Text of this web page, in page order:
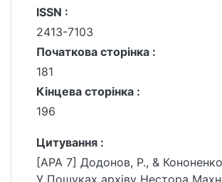
ISSN :
2413-7103
Початкова сторінка :
181
Кінцева сторінка :
196
Цитування :
[APA 7] Додонов, Р., &
У Пошуках архіву Нестора